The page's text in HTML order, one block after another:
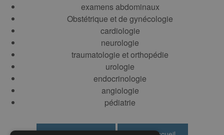
examens abdominaux
Obstétrique et de gynécologie
cardiologie
neurologie
traumatologie et orthopédie
urologie
endocrinologie
angiologie
pédiatrie